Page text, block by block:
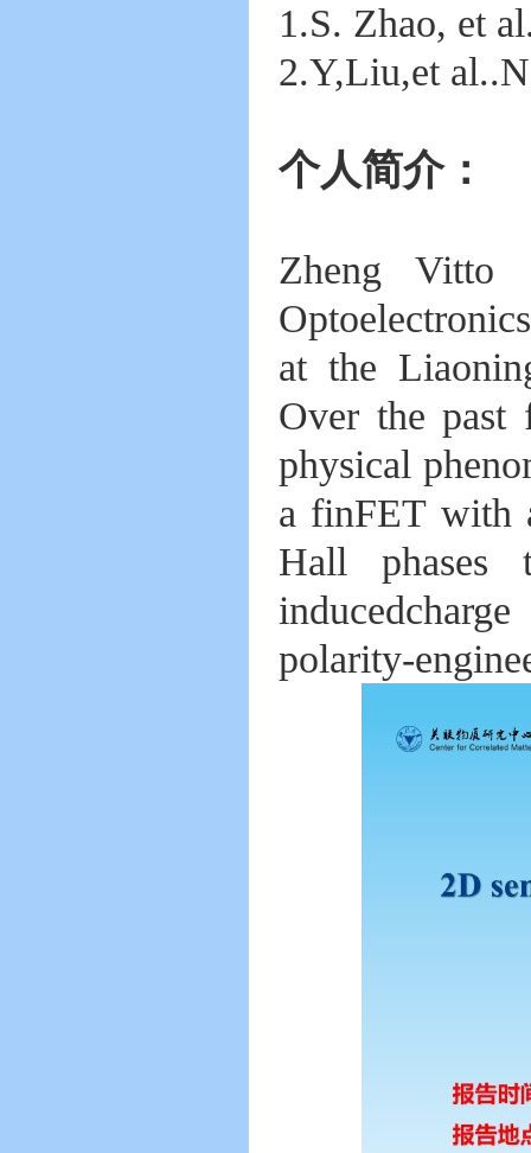
1.S. Zhao, et
2.Y,Liu,et
个人简介：
Zheng Vitto
at the
Over the past
physical
a finFET with
Hall phases
polarity-